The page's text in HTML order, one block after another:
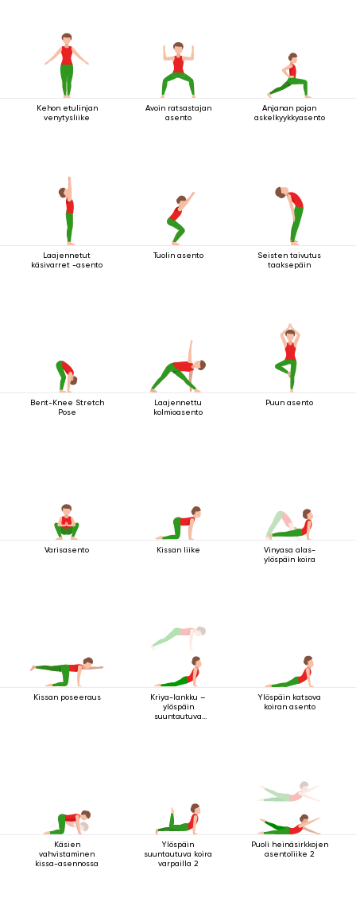
Kehon etulinjan
venytysliike
Avoin ratsastajan
asento
Anjanan pojan
askelkyykkyasento
Laajennetut
käsivarret -asento
Tuolin asento
Seisten taivutus
taaksepäin
Bent-Knee Stretch
Pose
Laajennettu
kolmioasento
Puun asento
Varisasento Kissan liike
Vinyasa alas-
ylöspäin koira
Kissan poseeraus
Kriya-lankku –
ylöspäin
suuntautuva
Ylöspäin katsova
koiran asento
Käsien
vahvistaminen
kissa-asennossa
Ylöspäin
suuntautuva koira
varpailla 2
Puoli heinäsirkkojen
asentoliike 2